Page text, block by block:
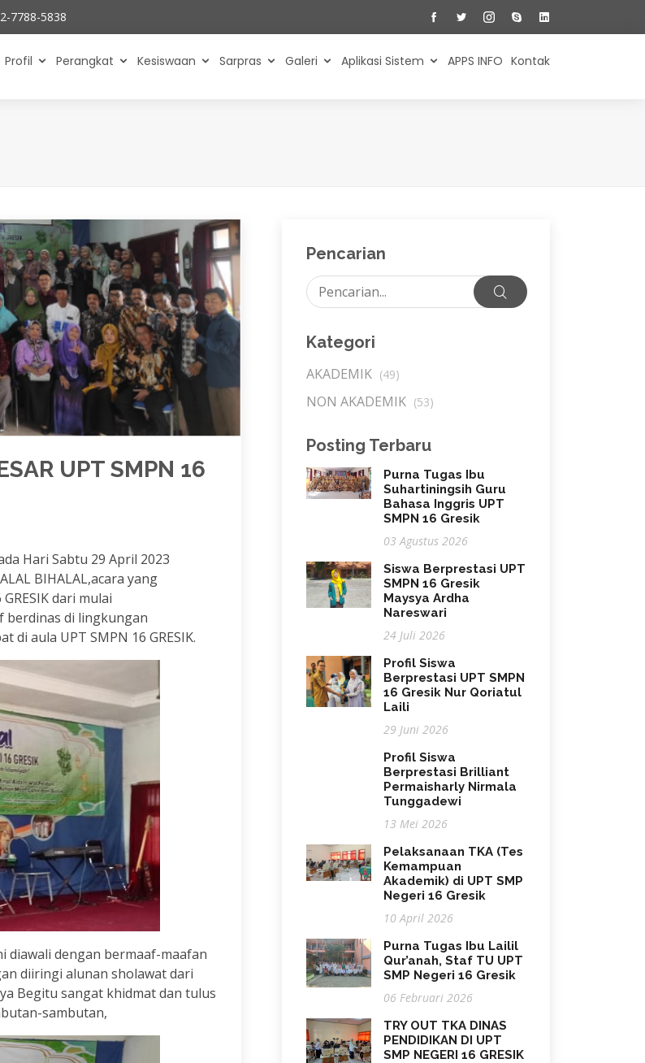
7788-5838
Profil Perangkat Kesiswaan Sarpras Galeri Aplikasi Sistem APPS INFO Kontak
UPT SMPN 16
Hari Sabtu 29 April 2023
BIHALAL,acara yang
dari mulai
berdinas di lingkungan
aula UPT SMPN 16 GRESIK.
diawali dengan bermaaf-maafan
diiringi alunan sholawat dari
Begitu sangat khidmat dan tulus
sambutan,
Pencarian
Kategori
AKADEMIK (49)
NON AKADEMIK (53)
Posting Terbaru
Purna Tugas Ibu
Suhartiningsih Guru
Bahasa Inggris UPT
SMPN 16 Gresik
03 Agustus 2026
Siswa Berprestasi UPT
SMPN 16 Gresik
Maysya Ardha
Nareswari
24 Juli 2026
Profil Siswa
Berprestasi UPT SMPN
16 Gresik Nur Qoriatul
Laili
29 Juni 2026
Profil Siswa
Berprestasi Brilliant
Permaisharly Nirmala
Tunggadewi
13 Mei 2026
Pelaksanaan TKA (Tes
Kemampuan
Akademik) di UPT SMP
Negeri 16 Gresik
10 April 2026
Purna Tugas Ibu Lailil
Qur’anah, Staf TU UPT
SMP Negeri 16 Gresik
06 Februari 2026
TRY OUT TKA DINAS
PENDIDIKAN DI UPT
SMP NEGERI 16 GRESIK